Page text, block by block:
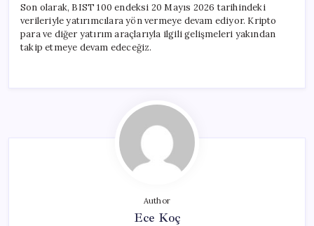
Son olarak, BIST 100 endeksi 20 Mayıs 2026 tarihindeki
verileriyle yatırımcılara yön vermeye devam ediyor. Kripto
para ve diğer yatırım araçlarıyla ilgili gelişmeleri yakından
takip etmeye devam edeceğiz.
Author
Ece Koç